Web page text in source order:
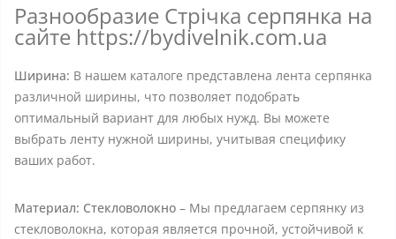
Разнообразие Стрічка серпянка на
сайте https://bydivelnik.com.ua
Ширина: В нашем каталоге представлена лента серпянка
различной ширины, что позволяет подобрать
оптимальный вариант для любых нужд. Вы можете
выбрать ленту нужной ширины, учитывая специфику
ваших работ.
Материал: Стекловолокно – Мы предлагаем серпянку из
стекловолокна, которая является прочной, устойчивой к